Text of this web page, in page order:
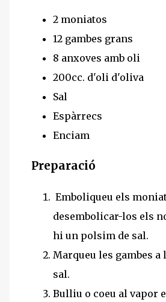
2 moniatos
12 gambes grans
8 anxoves amb oli
200cc. d'oli d'oliva
Sal
Espàrrecs
Enciam
Preparació
Emboliqueu els
desembolicar-los els
hi un polsim de sal.
Marqueu les gambes
sal.
Bulliu o coeu al vapor